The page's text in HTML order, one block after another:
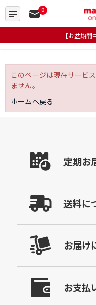
0
【お盆期
このページは現在サービ
ません。
ホームへ戻る
定期お
送料に
お届け
お支払